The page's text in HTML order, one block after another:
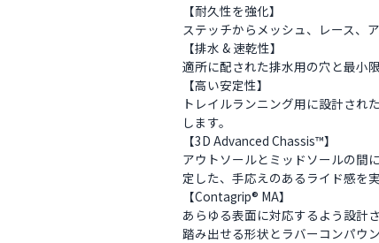
【耐久性を強化】
ステッチからメッシュ、レース、
【排水 & 速乾性】
適所に配された排水用の穴と最小
【高い安定性】
トレイルランニング用に設計され
します。
【3D Advanced Chassis™】
アウトソールとミッドソールの間
定した、手応えのあるライド感を実
【Contagrip® MA】
あらゆる表面に対応するよう設計
踏み出せる形状とラバーコンパウ